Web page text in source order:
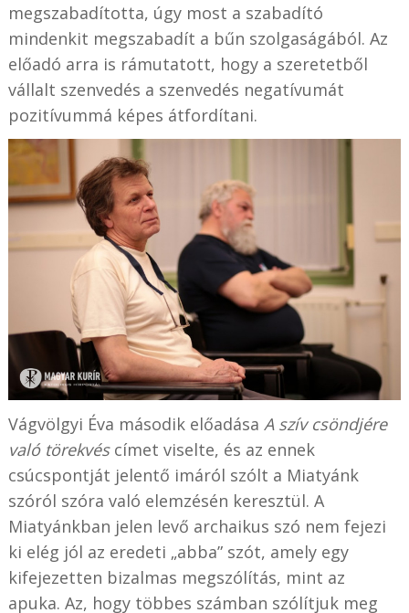
megszabadította, úgy most a szabadító
mindenkit megszabadít a bűn szolgaságából. Az
előadó arra is rámutatott, hogy a szeretetből
vállalt szenvedés a szenvedés negatívumát
pozitívummá képes átfordítani.
Vágvölgyi Éva második előadása A szív csöndjére
való törekvéscímet viselte, és az ennek
csúcspontját jelentő imáról szólt a Miatyánk
szóról szóra való elemzésén keresztül. A
Miatyánkban jelen levő archaikus szó nem fejezi
ki elég jól az eredeti „abba” szót, amely egy
kifejezetten bizalmas megszólítás, mint az
apuka. Az, hogy többes számban szólítjuk meg